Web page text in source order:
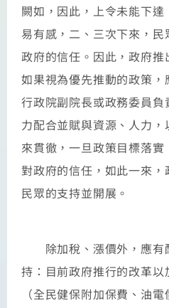
闕如，因此，上令未能下
易有感，二、三次下來，
政府的信任。因此，政府推
如果視為優先推動的政策
行政院副院長或政務委員
力配合並賦與資源、人力
來貫徹，一旦政策目標落
對政府的信任，如此一來
民眾的支持並開展。
除加稅、漲價外，應有
持：目前政府推行的改革
（全民健保附加保費、油